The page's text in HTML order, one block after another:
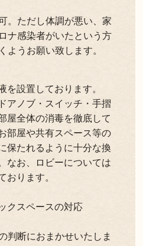
。ただし体調が悪い、家
ナ感染者がいたという方
ようお願い致します。
を設置しております。
アノブ・スイッチ・手摺
屋全体の消毒を徹底して
部屋や共有スペース等の
保たれるように十分な換
なお、ロビーについては
おります。
クスペースの対応
判断におまかせいたしま